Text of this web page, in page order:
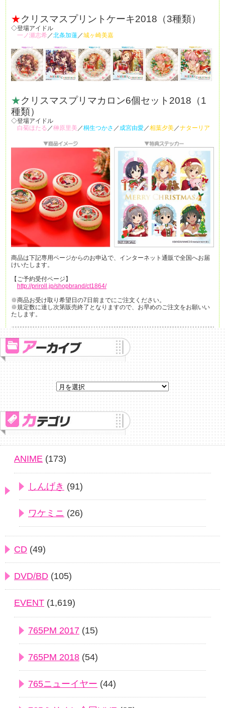
★クリスマスプリントケーキ2018（3種類）
◇登場アイドル
一ノ瀬志希／北条加蓮／城ヶ崎美嘉
★クリスマスプリマカロン6個セット2018（1
種類）
◇登場アイドル
白菊ほたる ／榊原里美 ／桐生つかさ ／ 成宮由愛／相葉夕美／ナターリア
商品は下記専用ページからのお申込で、インターネット通販で全国へお届
けいたします。
【ご予約受付ページ】
http://priroll.jp/shopbrand/ct1864/
※商品お受け取り希望日の7日前までにご注文ください。
※規定数に達し次第販売終了となりますので、お早めのご注文をお願いい
たします。
ANIME (173)
しんげき (91)
ワケミニ (26)
CD (49)
DVD/BD (105)
EVENT (1,619)
765PM 2017 (15)
765PM 2018 (54)
765ニューイヤー (44)